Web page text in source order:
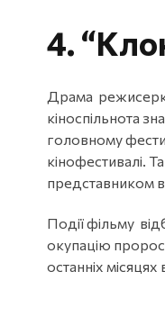
4.
Драма
кіноспільнота
головному
кінофестивалі.
представником
Події фільму
окупацію
останніх